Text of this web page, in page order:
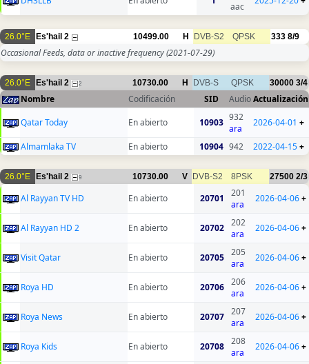
aac
26.0°E Es'hail 2 10499.00 H DVB-S2 QPSK 333 8/9
Occasional Feeds, data or inactive frequency(2021-07-29)
26.0°E Es'hail 2 2 10730.00 H DVB-S QPSK 30000 3/4
Nombre Codificación SID AudioActualización
Qatar Today
En abierto 10903 932
ara
2026-04-01 +
Almamlaka TV En abierto 10904 942 2022-04-15+
26.0°E Es'hail 2 9 10730.00 V DVB-S2 8PSK 27500 2/3
Al Rayyan TV HD En abierto 20701
201
ara
2026-04-06+
Al Rayyan HD 2 En abierto 20702 202
ara
2026-04-06+
Visit Qatar En abierto 20705 205
ara
2026-04-06+
Roya HD En abierto 20706 206
ara
2026-04-06+
Roya News En abierto 20707 207
ara
2026-04-06+
Roya Kids En abierto 20708 208
ara
2026-04-06+